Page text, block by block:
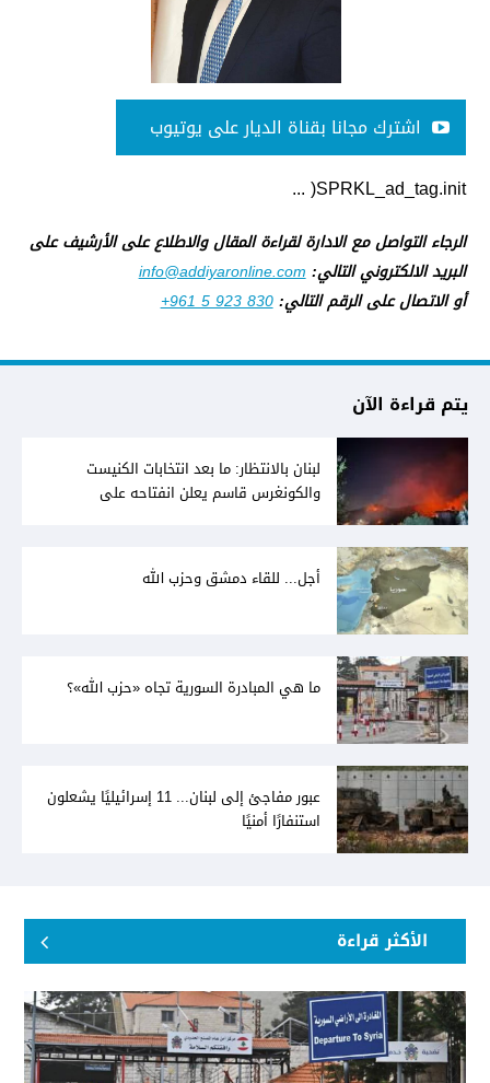
اشترك مجانا بقناة الديار على يوتيوب
SPRKL_ad_tag.init( ...
الرجاء التواصل مع الادارة لقراءة المقال والاطلاع على الأرشيف على
البريد الالكتروني التالي:info@addiyaronline.com
أو الاتصال على الرقم التالي:+961 5 923 830
يتم قراءة الآن
لبنان بالانتظار: ما بعد انتخابات الكنيست
والكونغرس قاسم يعلن انفتاحه على
أجل... للقاء دمشق وحزب الله
ما هي المبادرة السورية تجاه «حزب الله»؟
عبور مفاجئ إلى لبنان... 11 إسرائيليًا يشعلون
استنفارًا أمنيًا
الأكثر قراءة